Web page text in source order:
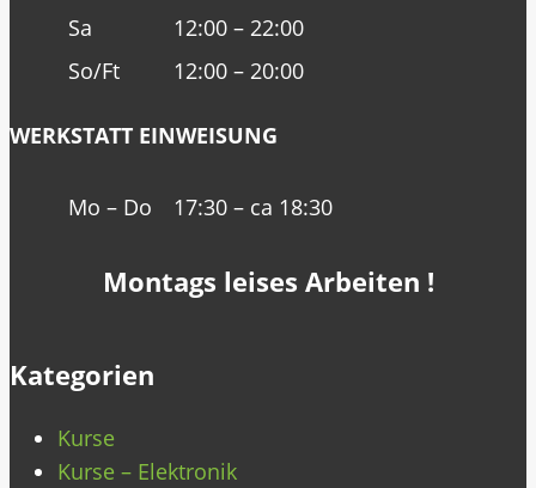
Sa
12:00 – 22:00
So/Ft
12:00 – 20:00
WERKSTATT EINWEISUNG
Mo – Do 17:30 – ca 18:30
Montags leises Arbeiten !
Kategorien
Kurse
Kurse – Elektronik